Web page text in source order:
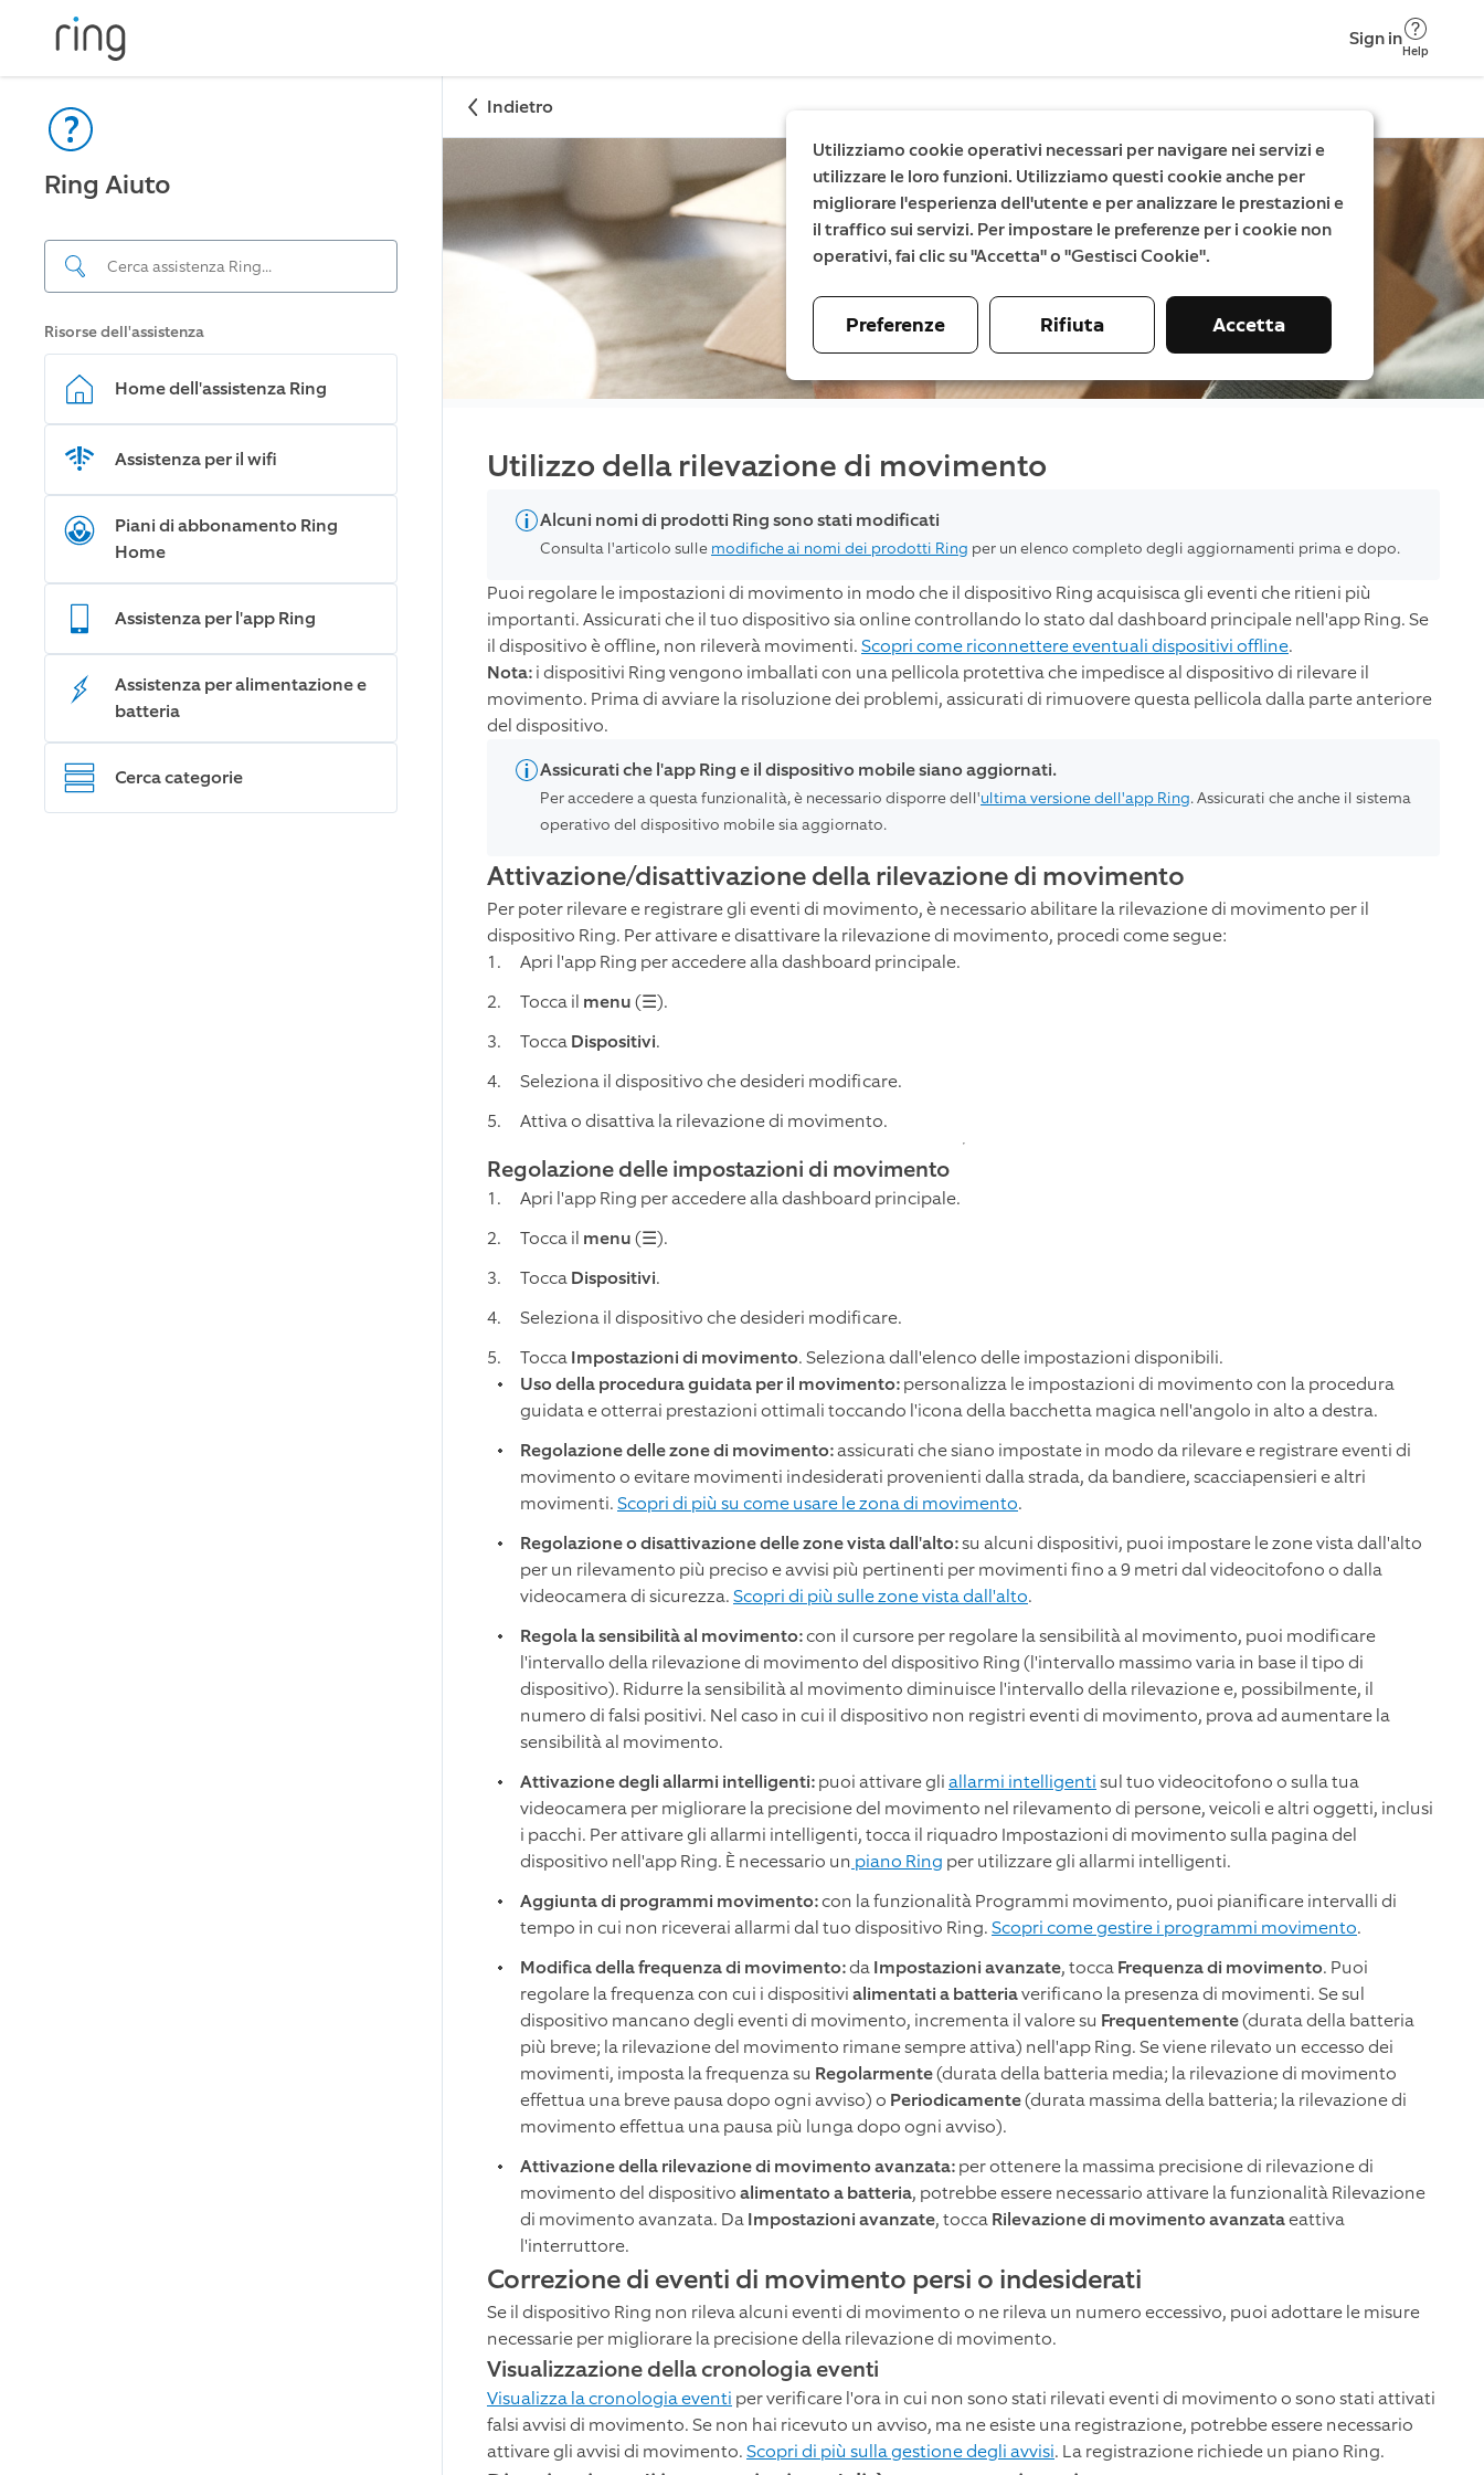
Sign in
Help
Ring Aiuto
Risorse dell'assistenza
Home dell'assistenza Ring
Assistenza per il wifi
Piani di abbonamento Ring
Home
Assistenza per l'app Ring
Assistenza per alimentazione e
batteria
Cerca categorie
Indietro
Utilizzo della rilevazione di movimento
Alcuni nomi di prodotti Ring sono stati modificati
Consulta l'articolo sulle modifiche ai nomi dei prodotti Ring per un elenco completo degli aggiornamenti prima e dopo.
Puoi regolare le impostazioni di movimento in modo che il dispositivo Ring acquisisca gli eventi che ritieni più
importanti. Assicurati che il tuo dispositivo sia online controllando lo stato dal dashboard principale nell'app Ring. Se
il dispositivo è offline, non rileverà movimenti.Scopri come riconnettere eventuali dispositivi offline.
Nota:i dispositivi Ring vengono imballati con una pellicola protettiva che impedisce al dispositivo di rilevare il
movimento. Prima di avviare la risoluzione dei problemi, assicurati di rimuovere questa pellicola dalla parte anteriore
del dispositivo.
Assicurati che l'app Ring e il dispositivo mobile siano aggiornati.
Per accedere a questa funzionalità, è necessario disporre dell'ultima versione dell'app Ring. Assicurati che anche il sistema
operativo del dispositivo mobile sia aggiornato.
Attivazione/disattivazione della rilevazione di movimento
Per poter rilevare e registrare gli eventi di movimento, è necessario abilitare la rilevazione di movimento per il
dispositivo Ring. Per attivare e disattivare la rilevazione di movimento, procedi come segue:
Apri l'app Ring per accedere alla dashboard principale.
Tocca il menu(☰).
ToccaDispositivi.
Seleziona il dispositivo che desideri modificare.
Attiva o disattiva la rilevazione di movimento.
Regolazione delle impostazioni di movimento
Apri l'app Ring per accedere alla dashboard principale.
Tocca il menu(☰).
ToccaDispositivi.
Seleziona il dispositivo che desideri modificare.
ToccaImpostazioni di movimento. Seleziona dall'elenco delle impostazioni disponibili.
Uso della procedura guidata per il movimento:personalizza le impostazioni di movimento con la procedura
guidata e otterrai prestazioni ottimali toccando l'icona della bacchetta magica nell'angolo in alto a destra.
Regolazione delle zone di movimento:assicurati che siano impostate in modo da rilevare e registrare eventi di
movimento o evitare movimenti indesiderati provenienti dalla strada, da bandiere, scacciapensieri e altri
movimenti.Scopri di più su come usare le zona di movimento.
Regolazione o disattivazione delle zone vista dall'alto:su alcuni dispositivi, puoi impostare le zone vista dall'alto
per un rilevamento più preciso e avvisi più pertinenti per movimenti fino a 9 metri dal videocitofono o dalla
videocamera di sicurezza.Scopri di più sulle zone vista dall'alto.
Regola la sensibilità al movimento:con il cursore per regolare la sensibilità al movimento, puoi modificare
l'intervallo della rilevazione di movimento del dispositivo Ring (l'intervallo massimo varia in base il tipo di
dispositivo). Ridurre la sensibilità al movimento diminuisce l'intervallo della rilevazione e, possibilmente, il
numero di falsi positivi. Nel caso in cui il dispositivo non registri eventi di movimento, prova ad aumentare la
sensibilità al movimento.
Attivazione degli allarmi intelligenti:puoi attivare gliallarmi intelligentisul tuo videocitofono o sulla tua
videocamera per migliorare la precisione del movimento nel rilevamento di persone, veicoli e altri oggetti, inclusi
i pacchi. Per attivare gli allarmi intelligenti, tocca il riquadro Impostazioni di movimento sulla pagina del
dispositivo nell'app Ring. È necessario un piano Ring per utilizzare gli allarmi intelligenti.
Aggiunta di programmi movimento:con la funzionalità Programmi movimento, puoi pianificare intervalli di
tempo in cui non riceverai allarmi dal tuo dispositivo Ring.Scopri come gestire i programmi movimento.
Modifica della frequenza di movimento:daImpostazioni avanzate, toccaFrequenza di movimento. Puoi
regolare la frequenza con cui i dispositivialimentati a batteriaverificano la presenza di movimenti. Se sul
dispositivo mancano degli eventi di movimento, incrementa il valore su Frequentemente(durata della batteria
più breve; la rilevazione del movimento rimane sempre attiva) nell'app Ring. Se viene rilevato un eccesso dei
movimenti, imposta la frequenza su Regolarmente(durata della batteria media; la rilevazione di movimento
effettua una breve pausa dopo ogni avviso) o Periodicamente(durata massima della batteria; la rilevazione di
movimento effettua una pausa più lunga dopo ogni avviso).
Attivazione della rilevazione di movimento avanzata:per ottenere la massima precisione di rilevazione di
movimento del dispositivoalimentato a batteria, potrebbe essere necessario attivare la funzionalità Rilevazione
di movimento avanzata. DaImpostazioni avanzate, toccaRilevazione di movimento avanzataeattiva
l'interruttore.
Correzione di eventi di movimento persi o indesiderati
Se il dispositivo Ring non rileva alcuni eventi di movimento o ne rileva un numero eccessivo, puoi adottare le misure
necessarie per migliorare la precisione della rilevazione di movimento.
Visualizzazione della cronologia eventi
Visualizza la cronologia eventi per verificare l'ora in cui non sono stati rilevati eventi di movimento o sono stati attivati
falsi avvisi di movimento. Se non hai ricevuto un avviso, ma ne esiste una registrazione, potrebbe essere necessario
attivare gli avvisi di movimento.Scopri di più sulla gestione degli avvisi. La registrazione richiede un piano Ring.
Utilizziamo cookie operativi necessari per navigare nei servizi e
utilizzare le loro funzioni. Utilizziamo questi cookie anche per
migliorare l'esperienza dell'utente e per analizzare le prestazioni e
il traffico sui servizi. Per impostare le preferenze per i cookie non
operativi, fai clic su "Accetta" o "Gestisci Cookie".
Preferenze Rifiuta Accetta